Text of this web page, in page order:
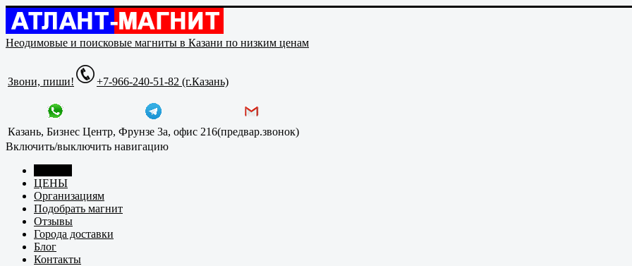
Неодимовые и поисковые магниты в Казани по низким ценам
Звони, пиши! +7-966-240-51-82 (г.Казань)
Казань, Бизнес Центр, Фрунзе 3а, офис 216(предвар.звонок)
Включить/выключить навигацию
ЦЕНЫ
Организациям
Подобрать магнит
Отзывы
Города доставки
Блог
Контакты